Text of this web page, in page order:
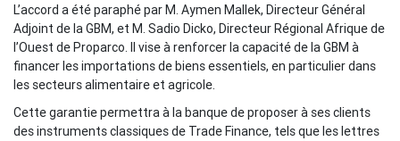
L’accord a été paraphé par M. Aymen Mallek, Directeur Général
Adjoint de la GBM, et M. Sadio Dicko, Directeur Régional Afrique de
l’Ouest de Proparco. Il vise à renforcer la capacité de la GBM à
financer les importations de biens essentiels, en particulier dans
les secteurs alimentaire et agricole.
Cette garantie permettra à la banque de proposer à ses clients
des instruments classiques de Trade Finance, tels que les lettres